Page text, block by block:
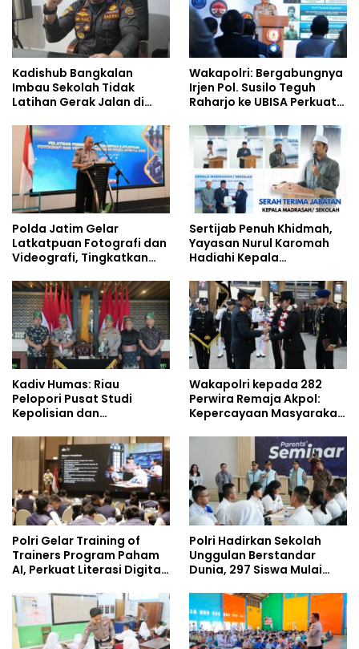
Kadishub Bangkalan
Imbau Sekolah Tidak
Latihan Gerak Jalan di
Wakapolri: Bergabungnya
Irjen Pol. Susilo Teguh
Raharjo ke UBISA Perkuat
Studi Kepolisian
Polda Jatim Gelar
Latkatpuan Fotografi dan
Videografi, Tingkatkan
Era Digital
Sertijab Penuh Khidmah,
Yayasan Nurul Karomah
Hadiahi Kepala
Umrah
Kadiv Humas: Riau
Pelopori Pusat Studi
Kepolisian dan
Policing Masuki Babak
Wakapolri kepada 282
Perwira Remaja Akpol:
Kepercayaan Masyarakat
Polri Gelar Training of
Trainers Program Paham
AI, Perkuat Literasi Digital
Polri Hadirkan Sekolah
Unggulan Berstandar
Dunia, 297 Siswa Mulai